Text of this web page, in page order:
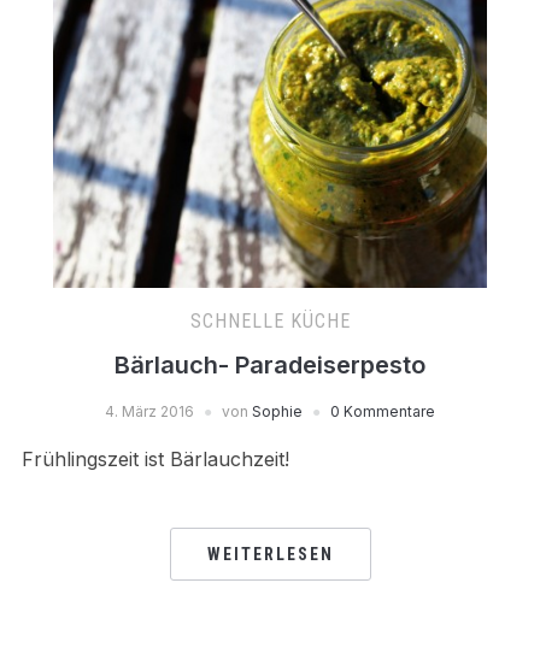
SCHNELLE KÜCHE
Bärlauch- Paradeiserpesto
4. März 2016 von Sophie 0 Kommentare
Frühlingszeit ist Bärlauchzeit!
WEITERLESEN